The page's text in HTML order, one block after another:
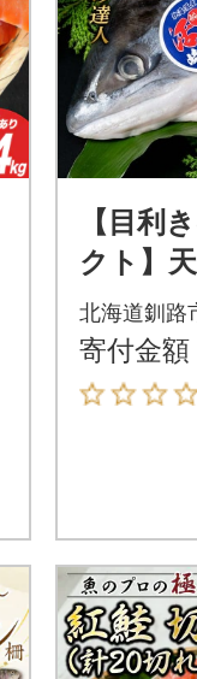
【目利
クト】
キシラ
少 初夏
北海道釧路
寄付金額